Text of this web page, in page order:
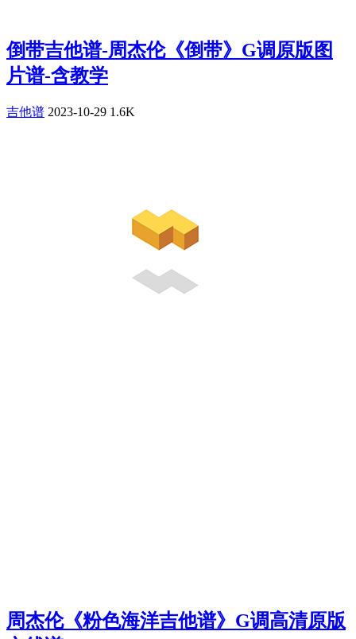
倒带吉他谱-周杰伦《倒带》G调原版图
片谱-含教学
吉他谱 2023-10-29 1.6K
周杰伦《粉色海洋吉他谱》G调高清原版